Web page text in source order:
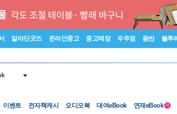
알라딘굿즈 온라인중고 중고매장 우주점 음반 블루
이벤트 전자책캐시 오디오북 대여eBook 연재eBook N